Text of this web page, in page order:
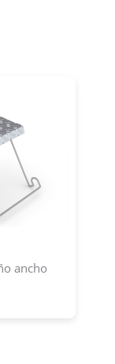
ancho